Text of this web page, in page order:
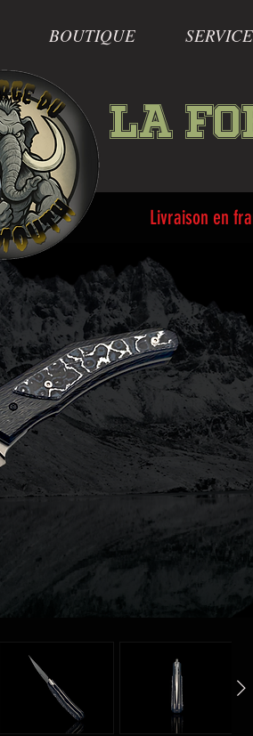
BOUTIQUE
La
Livraison en